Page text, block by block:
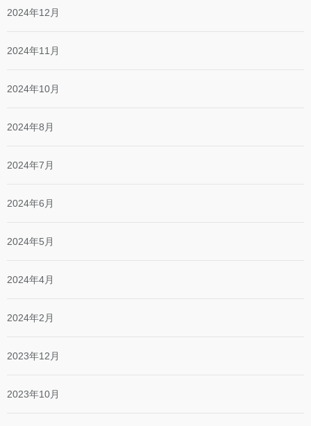
2024年12月
2024年11月
2024年10月
2024年8月
2024年7月
2024年6月
2024年5月
2024年4月
2024年2月
2023年12月
2023年10月